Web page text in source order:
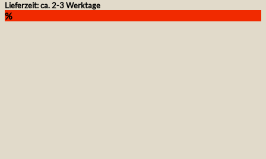
Lieferzeit: ca. 2-3 Werktage
%